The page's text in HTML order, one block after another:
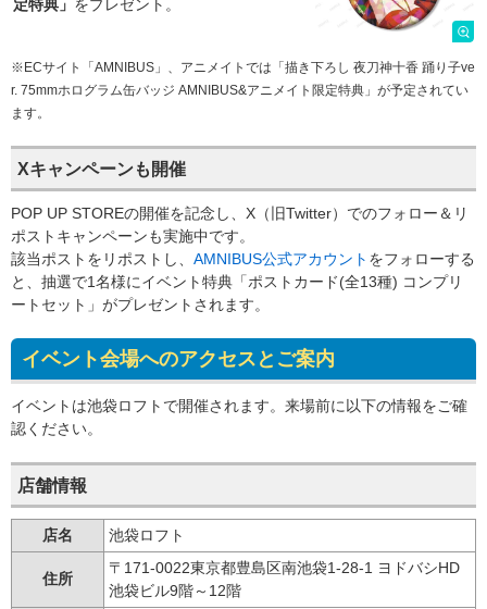
定特典」 をプレゼント。
※ECサイト「AMNIBUS」、アニメイトでは「描き下ろし 夜刀神十香 踊り子ve
r. 75mmホログラム缶バッジ AMNIBUS&アニメイト限定特典」が予定されてい
ます。
Xキャンペーンも開催
POP UP STOREの開催を記念し、X（旧Twitter）でのフォロー＆リ
ポストキャンペーンも実施中です。
該当ポストをリポストし、 AMNIBUS公式アカウント をフォローする
と、抽選で1名様にイベント特典「ポストカード(全13種) コンプリ
ートセット」がプレゼントされます。
イベント会場へのアクセスとご案内
イベントは池袋ロフトで開催されます。来場前に以下の情報をご確
認ください。
店舗情報
店名 池袋ロフト
住所
〒171-0022東京都豊島区南池袋1-28-1 ヨドバシHD
池袋ビル9階～12階